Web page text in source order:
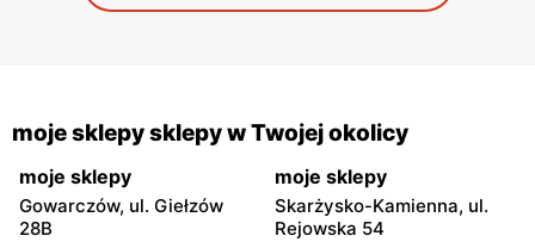
moje sklepy sklepy w Twojej okolicy
moje sklepy
Gowarczów, ul. Giełzów
28B
moje sklepy
Skarżysko-Kamienna, ul.
Rejowska 54